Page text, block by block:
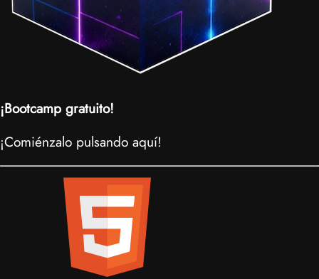
¡Bootcamp gratuito!
¡Comiénzalo pulsando aquí!